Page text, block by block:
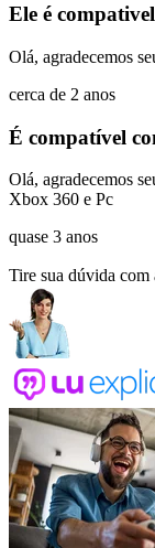
Ele é
Olá, agradecemos
cerca de 2 anos
É compatível
Olá, agradecemos
Xbox 360 e Pc
quase 3 anos
Tire sua dúvida